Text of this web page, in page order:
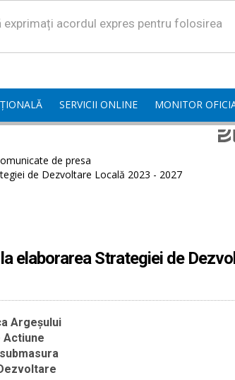
acordul expres pentru folosirea
SERVICII ONLINE MONITOR
de presa
de Dezvoltare Locală 2023 - 2027
elaborarea Strategiei de
Argeșului
Actiune